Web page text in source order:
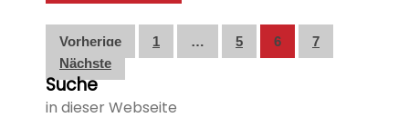
Seitennummerierung
der
Beiträge
Vorherige 1 … 5 6
7
Nächste
Suche
in dieser Webseite